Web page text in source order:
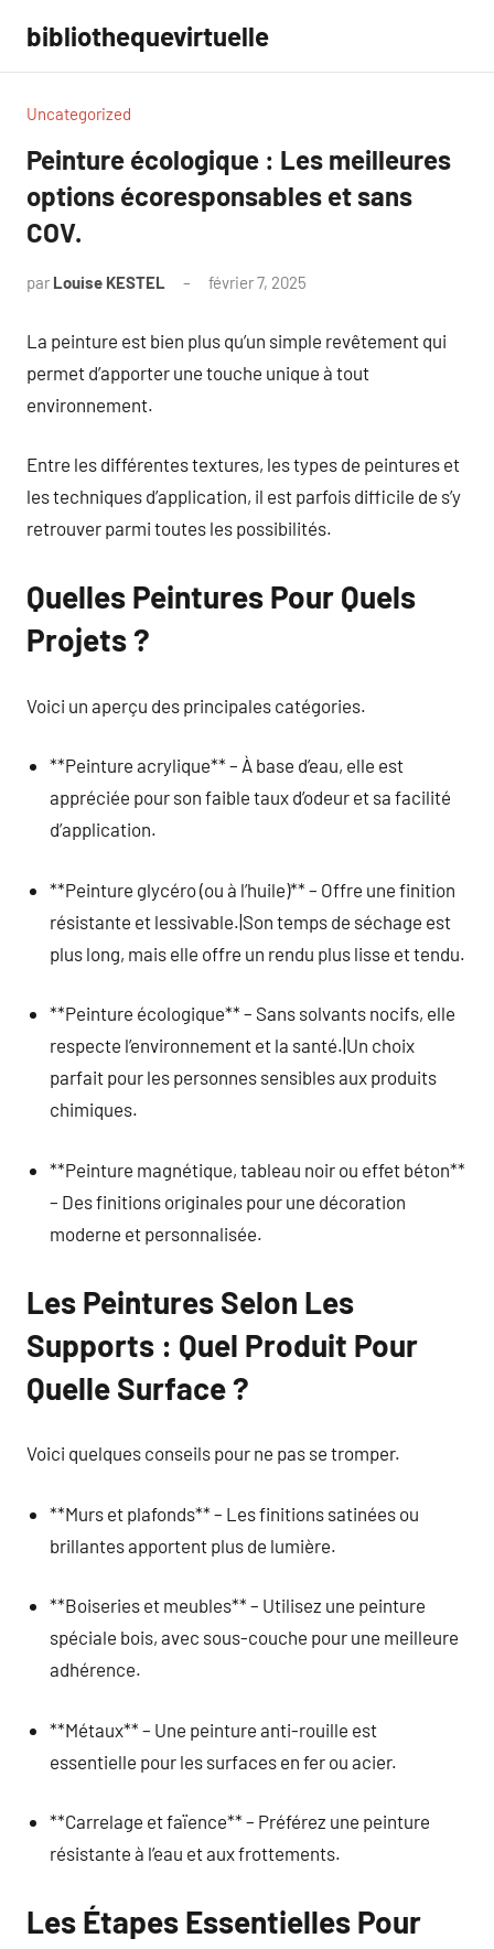
contenu
bibliothequevirtuelle
Uncategorized
Peinture écologique : Les meilleures
options écoresponsables et sans
COV.
par Louise KESTEL février 7, 2025
La peinture est bien plus qu’un simple revêtement qui
permet d’apporter une touche unique à tout
environnement.
Entre les différentes textures, les types de peintures et
les techniques d’application, il est parfois difficile de s’y
retrouver parmi toutes les possibilités.
Quelles Peintures Pour Quels
Projets ?
Voici un aperçu des principales catégories.
**Peinture acrylique** – À base d’eau, elle est
appréciée pour son faible taux d’odeur et sa facilité
d’application.
**Peinture glycéro (ou à l’huile)** – Offre une finition
résistante et lessivable.|Son temps de séchage est
plus long, mais elle offre un rendu plus lisse et tendu.
**Peinture écologique** – Sans solvants nocifs, elle
respecte l’environnement et la santé.|Un choix
parfait pour les personnes sensibles aux produits
chimiques.
**Peinture magnétique, tableau noir ou effet béton**
– Des finitions originales pour une décoration
moderne et personnalisée.
Les Peintures Selon Les
Supports : Quel Produit Pour
Quelle Surface ?
Voici quelques conseils pour ne pas se tromper.
**Murs et plafonds** – Les finitions satinées ou
brillantes apportent plus de lumière.
**Boiseries et meubles** – Utilisez une peinture
spéciale bois, avec sous-couche pour une meilleure
adhérence.
**Métaux** – Une peinture anti-rouille est
essentielle pour les surfaces en fer ou acier.
**Carrelage et faïence** – Préférez une peinture
résistante à l’eau et aux frottements.
Les Étapes Essentielles Pour